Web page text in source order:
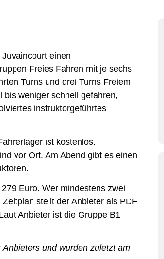
einen
Freies Fahren mit je sechs
Turns und drei Turns Freiem
bis weniger schnell gefahren,
instruktorgeführtes
ist kostenlos.
vor Ort. Am Abend gibt es einen
Euro. Wer mindestens zwei
stellt der Anbieter als PDF
Anbieter ist die Gruppe B1
und wurden zuletzt am